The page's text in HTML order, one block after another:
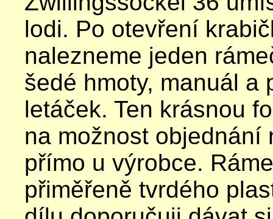
lodi. Po otevření
nalezneme jeden
šedé hmoty, manuál a
letáček. Ten krásnou
na možnost objednání
přímo u výrobce.
přiměřeně tvrdého